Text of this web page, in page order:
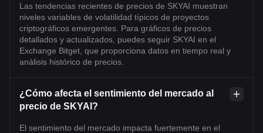
Las tendencias recientes de precios de SKYAI muestran
niveles variables de volatilidad típicos de proyectos
criptográficos emergentes. Para gráficos de precios
detallados y actualizados, puedes seguir SKYAI en el
Exchange Bitget, que proporciona datos en tiempo real y
análisis histórico de precios.
¿Cómo afecta el sentimiento del mercado al
precio de SKYAI?
El sentimiento del mercado impacta fuertemente en el